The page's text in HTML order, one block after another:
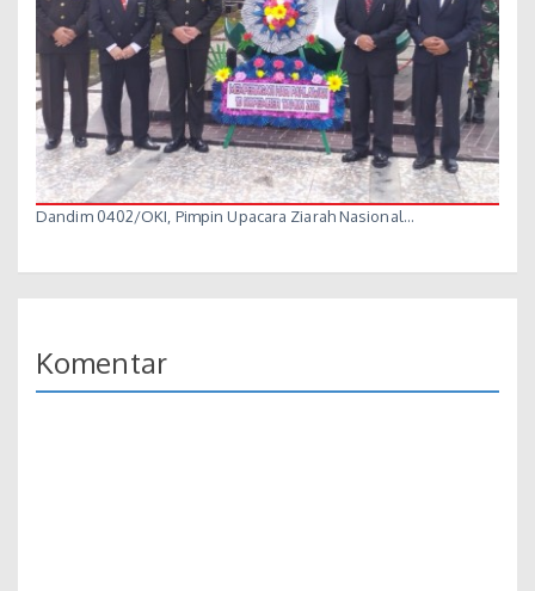
Dandim 0402/OKI, Pimpin Upacara Ziarah Nasional…
Komentar